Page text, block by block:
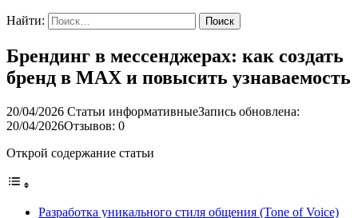
Найти:
Брендинг в мессенджерах: как создать
бренд в MAX и повысить узнаваемость
20/04/2026 Статьи информативныеЗапись обновлена:
20/04/2026Отзывов: 0
Открой содержание статьи
Разработка уникального стиля общения (Tone of Voice)